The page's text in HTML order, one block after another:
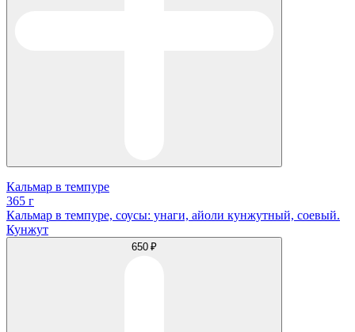
Кальмар в темпуре
365 г
Кальмар в темпуре, соусы: унаги, айоли кунжутный, соевый.
Кунжут
650 ₽